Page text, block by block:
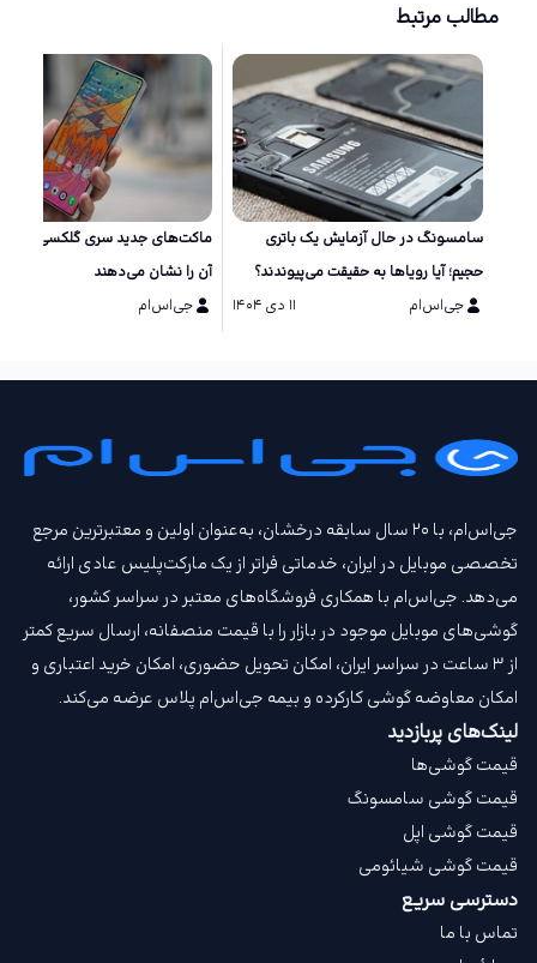
مطالب مرتبط
سامسونگ در حال آزمایش یک باتری
حجیم؛ آیا رویاها به حقیقت می‌پیوندند؟
جی‌اس‌ام
۱۱ دی ۱۴۰۴
آن را نشان می‌دهند
جی‌اس‌ام
جی‌اس‌ام، با ۲۰ سال سابقه درخشان، به‌عنوان اولین و معتبرترین مرجع
تخصصی موبایل در ایران، خدماتی فراتر از یک مارکت‌پلیس عادی ارائه
می‌دهد. جی‌اس‌ام با همکاری فروشگاه‌های معتبر در سراسر کشور،
گوشی‌های موبایل موجود در بازار را با قیمت‌ منصفانه، ارسال سریع کمتر
از ۳ ساعت در سراسر ایران، امکان تحویل حضوری، امکان خرید اعتباری و
امکان معاوضه گوشی کارکرده و بیمه جی‌اس‌ام‌ پلاس عرضه می‌کند.
لینک‌های پربازدید
قیمت گوشی‌ها
قیمت گوشی سامسونگ
قیمت گوشی اپل
قیمت گوشی شیائومی
دسترسی سریع
تماس با ما